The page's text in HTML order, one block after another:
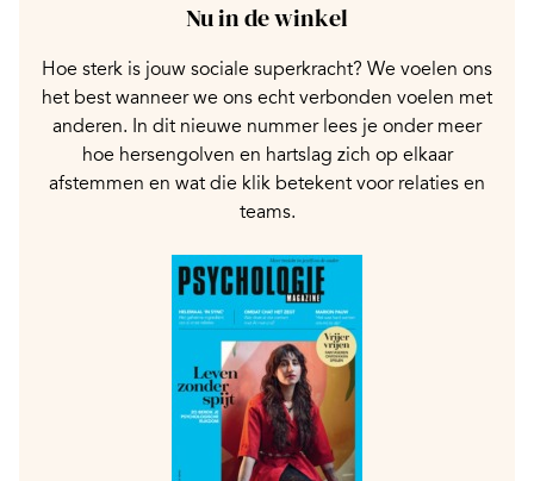
Nu in de winkel
Hoe sterk is jouw sociale superkracht? We voelen ons
het best wanneer we ons echt verbonden voelen met
anderen. In dit nieuwe nummer lees je onder meer
hoe hersengolven en hartslag zich op elkaar
afstemmen en wat die klik betekent voor relaties en
teams.